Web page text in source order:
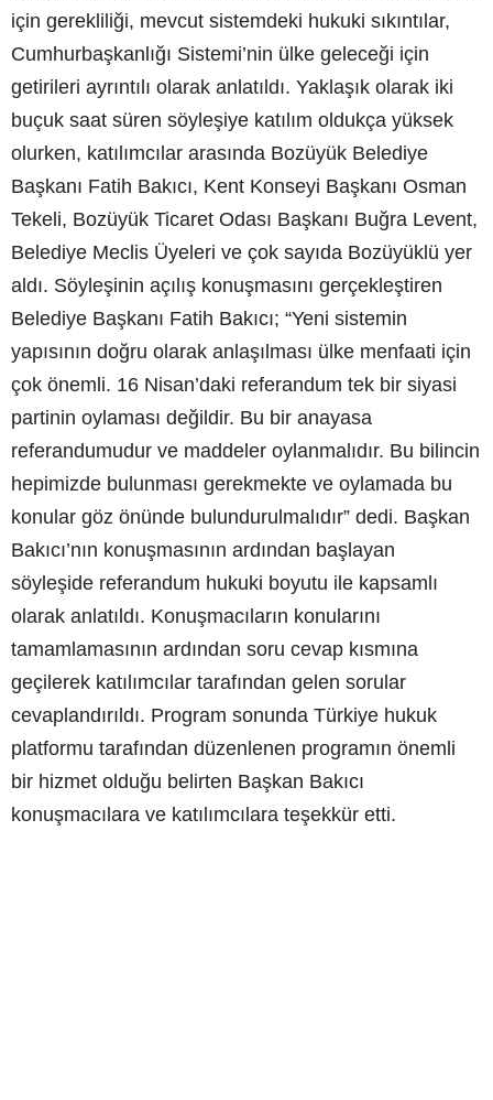
için gerekliliği, mevcut sistemdeki hukuki sıkıntılar,
Cumhurbaşkanlığı Sistemi’nin ülke geleceği için
getirileri ayrıntılı olarak anlatıldı. Yaklaşık olarak iki
buçuk saat süren söyleşiye katılım oldukça yüksek
olurken, katılımcılar arasında Bozüyük Belediye
Başkanı Fatih Bakıcı, Kent Konseyi Başkanı Osman
Tekeli, Bozüyük Ticaret Odası Başkanı Buğra Levent,
Belediye Meclis Üyeleri ve çok sayıda Bozüyüklü yer
aldı. Söyleşinin açılış konuşmasını gerçekleştiren
Belediye Başkanı Fatih Bakıcı; “Yeni sistemin
yapısının doğru olarak anlaşılması ülke menfaati için
çok önemli. 16 Nisan’daki referandum tek bir siyasi
partinin oylaması değildir. Bu bir anayasa
referandumudur ve maddeler oylanmalıdır. Bu bilincin
hepimizde bulunması gerekmekte ve oylamada bu
konular göz önünde bulundurulmalıdır” dedi. Başkan
Bakıcı’nın konuşmasının ardından başlayan
söyleşide referandum hukuki boyutu ile kapsamlı
olarak anlatıldı. Konuşmacıların konularını
tamamlamasının ardından soru cevap kısmına
geçilerek katılımcılar tarafından gelen sorular
cevaplandırıldı. Program sonunda Türkiye hukuk
platformu tarafından düzenlenen programın önemli
bir hizmet olduğu belirten Başkan Bakıcı
konuşmacılara ve katılımcılara teşekkür etti.